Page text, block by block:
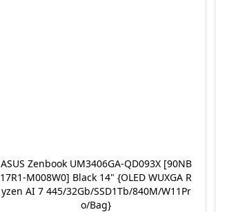
ASUS Zenbook UM3406GA-QD093X [90NB
17R1-M008W0] Black 14" {OLED WUXGA R
yzen AI 7 445/32Gb/SSD1Tb/840M/W11Pr
o/Bag}